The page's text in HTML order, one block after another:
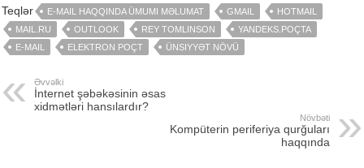
Teqlər E-MAIL HAQQINDA ÜMUMI MƏLUMAT GMAIL
HOTMAIL
MAIL.RU
OUTLOOK REY TOMLINSON
YANDEKS.POÇTA
E-MAIL
ELEKTRON POÇT ÜNSIYYƏT NÖVÜ
Əvvəlki
İnternet şəbəkəsinin əsas
xidmətləri hansılardır?
Növbəti
Kompüterin periferiya qurğuları
haqqında